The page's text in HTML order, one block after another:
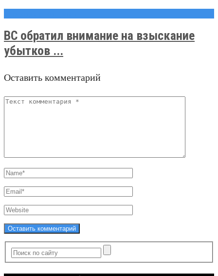
ВС обратил внимание на взыскание
убытков ...
Оставить комментарий